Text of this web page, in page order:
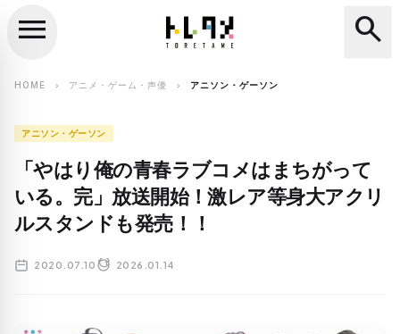
search
menu search
HOME chevron_right アニメ・ゲーム・声優 chevron_right アニソン・ゲーソン
アニソン・ゲーソン
「やはり俺の青春ラブコメはまちがって
いる。完」放送開始！激レア等身大アクリ
ルスタンドも発売！！
2020.07.10 2026.01.14